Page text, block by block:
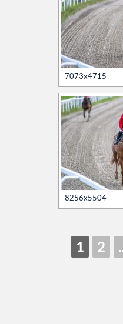
7073x4715
8256x5504
1 2